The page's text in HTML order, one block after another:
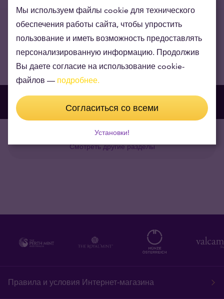
Подобные товары
Смотреть другие разделы
Платиновые монеты
3 продукты
Правила и условия Интернет-магазина
Мы используем файлы cookie для технического
обеспечения работы сайта, чтобы упростить
пользование и иметь возможность предоставлять
персонализированную информацию. Продолжив
Вы даете согласие на использование cookie-
файлов — подробнее.
Согласиться со всеми
Установки!